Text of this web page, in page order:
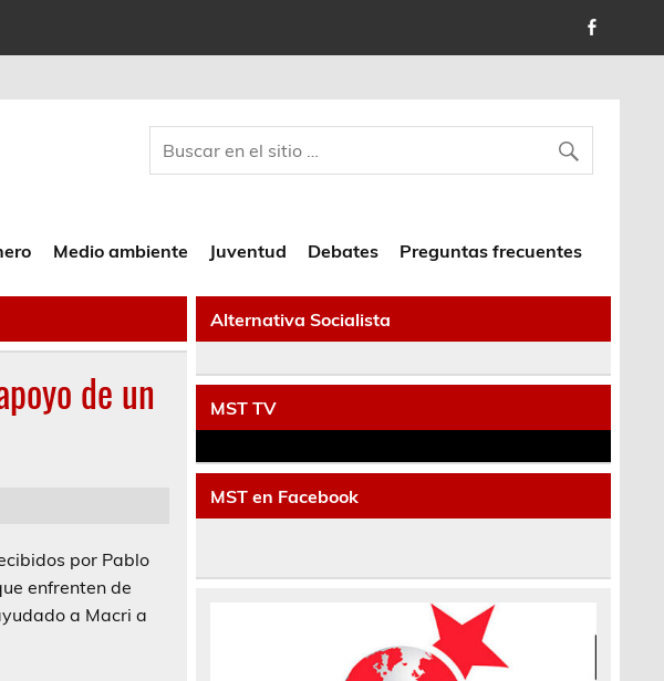
Medio ambiente Juventud Debates Preguntas frecuentes
de un
por Pablo
enfrenten de
a Macri a
Alternativa Socialista
MST TV
MST en Facebook